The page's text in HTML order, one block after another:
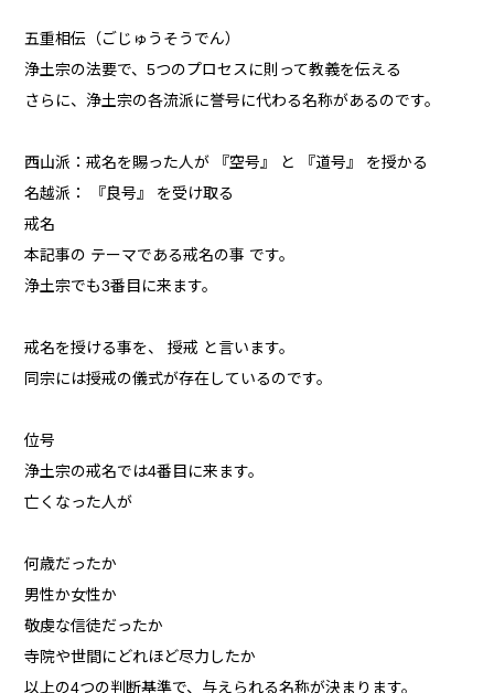
五重相伝（ごじゅうそうでん）
浄土宗の法要で、5つのプロセスに則って教義を伝える
さらに、浄土宗の各流派に誉号に代わる名称があるのです。
西山派：戒名を賜った人が 『空号』 と 『道号』 を授かる
名越派： 『良号』 を受け取る
戒名
本記事の テーマである戒名の事 です。
浄土宗でも3番目に来ます。
戒名を授ける事を、 授戒 と言います。
同宗には授戒の儀式が存在しているのです。
位号
浄土宗の戒名では4番目に来ます。
亡くなった人が
何歳だったか
男性か女性か
敬虔な信徒だったか
寺院や世間にどれほど尽力したか
以上の4つの判断基準で、与えられる名称が決まります。